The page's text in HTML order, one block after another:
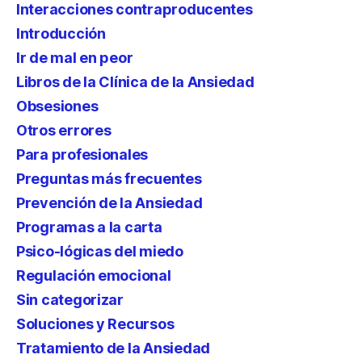
Interacciones contraproducentes
Introducción
Ir de mal en peor
Libros de la Clínica de la Ansiedad
Obsesiones
Otros errores
Para profesionales
Preguntas más frecuentes
Prevención de la Ansiedad
Programas a la carta
Psico-lógicas del miedo
Regulación emocional
Sin categorizar
Soluciones y Recursos
Tratamiento de la Ansiedad